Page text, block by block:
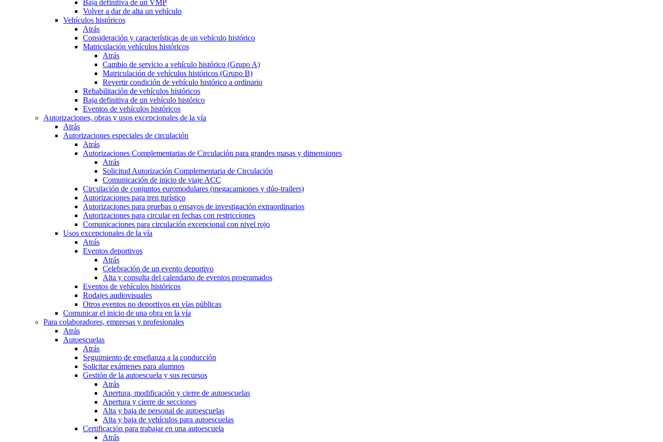
Baja definitiva de un VMP
Volver a dar de alta un vehículo
Vehículos históricos
Atrás
Consideración y características de un vehículo histórico
Matriculación vehículos históricos
Atrás
Cambio de servicio a vehículo histórico (Grupo A)
Matriculación de vehículos históricos (Grupo B)
Revertir condición de vehículo histórico a ordinario
Rehabilitación de vehículos históricos
Baja definitiva de un vehículo histórico
Eventos de vehículos históricos
Autorizaciones, obras y usos excepcionales de la vía
Atrás
Autorizaciones especiales de circulación
Atrás
Autorizaciones Complementarias de Circulación para grandes masas y dimensiones
Atrás
Solicitud Autorización Complementaria de Circulación
Comunicación de inicio de viaje ACC
Circulación de conjuntos euromodulares (megacamiones y dúo-trailers)
Autorizaciones para tren turístico
Autorizaciones para pruebas o ensayos de investigación extraordinarios
Autorizaciones para circular en fechas con restricciones
Comunicaciones para circulación excepcional con nivel rojo
Usos excepcionales de la vía
Atrás
Eventos deportivos
Atrás
Celebración de un evento deportivo
Alta y consulta del calendario de eventos programados
Eventos de vehículos históricos
Rodajes audiovisuales
Otros eventos no deportivos en vías públicas
Comunicar el inicio de una obra en la vía
Para colaboradores, empresas y profesionales
Atrás
Autoescuelas
Atrás
Seguimiento de enseñanza a la conducción
Solicitar exámenes para alumnos
Gestión de la autoescuela y sus recursos
Atrás
Apertura, modificación y cierre de autoescuelas
Apertura y cierre de secciones
Alta y baja de personal de autoescuelas
Alta y baja de vehículos para autoescuelas
Certificación para trabajar en una autoescuela
Atrás